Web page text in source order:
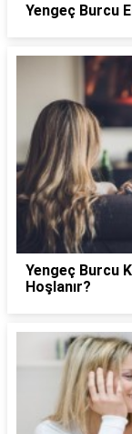
Yengeç Burcu
Yengeç Burcu
Hoşlanır?